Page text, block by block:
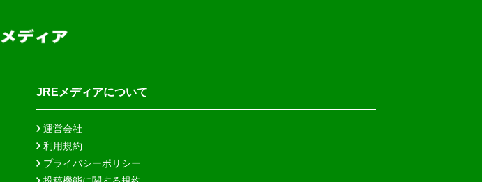
JREメディアについて
運営会社
利用規約
プライバシーポリシー